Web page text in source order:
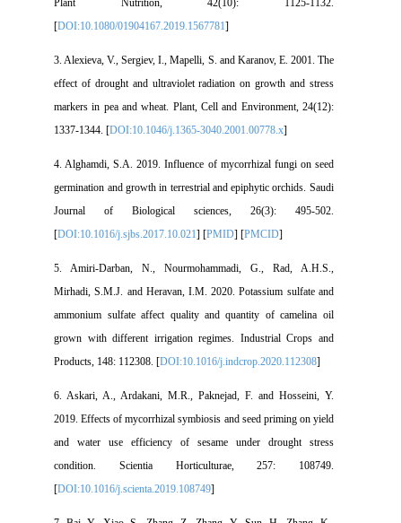
Plant Nutrition, 42(10): 1125-1132.
[DOI:10.1080/01904167.2019.1567781
3. Alexieva, V., Sergiev, I., Mapelli, S. and Karanov, E. 2001. The
effect of drought and ultraviolet radiation on growth and stress
markers in pea and wheat. Plant, Cell and Environment, 24(12):
1337-1344. [DOI:10.1046/j.1365-3040.2001.00778.x
4. Alghamdi, S.A. 2019. Influence of mycorrhizal fungi on seed
germination and growth in terrestrial and epiphytic orchids. Saudi
Journal of Biological sciences, 26(3): 495-502.
[DOI:10.1016/j.sjbs.2017.10.021] [PMID] [PMCID
5. Amiri-Darban, N., Nourmohammadi, G., Rad, A.H.S.,
Mirhadi, S.M.J. and Heravan, I.M. 2020. Potassium sulfate and
ammonium sulfate affect quality and quantity of camelina oil
grown with different irrigation regimes. Industrial Crops and
Products, 148: 112308. [DOI:10.1016/j.indcrop.2020.112308
6. Askari, A., Ardakani, M.R., Paknejad, F. and Hosseini, Y.
2019. Effects of mycorrhizal symbiosis and seed priming on yield
and water use efficiency of sesame under drought stress
condition. Scientia Horticulturae, 257: 108749.
[DOI:10.1016/j.scienta.2019.108749